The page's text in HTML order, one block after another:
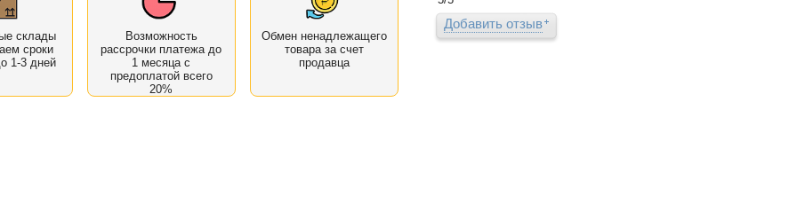
склады
сроки
1-3 дней
Возможность
рассрочки платежа до
1 месяца с
предоплатой всего
20%
Обмен ненадлежащего
товара за счет
продавца
Добавить отзыв